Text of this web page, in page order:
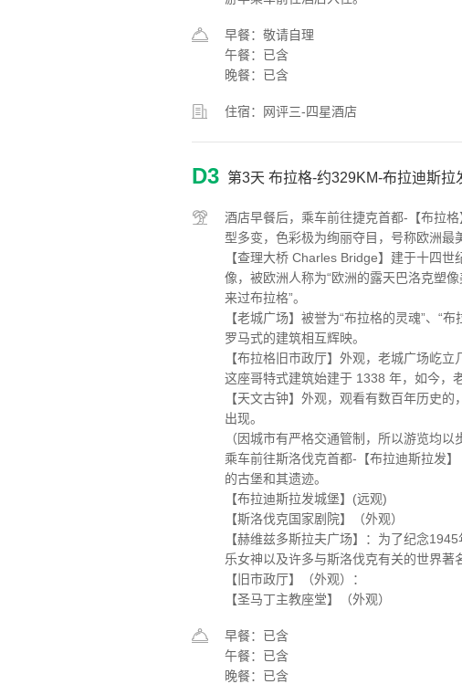
早餐：敬请自理
午餐：已含
晚餐：已含
住宿：网评三-四星酒店
D3 第3天 布拉格-约329KM-布拉迪斯拉
酒店早餐后，乘车前往捷克首都-【布拉
型多变，色彩极为绚丽夺目，号称欧洲最
【查理大桥 Charles Bridge】建于十四
像，被欧洲人称为“欧洲的露天巴洛克塑
来过布拉格”。
【老城广场】被誉为“布拉格的灵魂”、“
罗马式的建筑相互辉映。
【布拉格旧市政厅】外观，老城广场屹
这座哥特式建筑始建于 1338 年，如今，
【天文古钟】外观，观看有数百年历史
出现。
（因城市有严格交通管制，所以游览均以
乘车前往斯洛伐克首都-【布拉迪斯拉发
的古堡和其遗迹。
【布拉迪斯拉发城堡】(远观)
【斯洛伐克国家剧院】（外观）
【赫维兹多斯拉夫广场】：为了纪念
乐女神以及许多与斯洛伐克有关的世界著
【旧市政厅】（外观）：
【圣马丁主教座堂】（外观）
早餐：已含
午餐：已含
晚餐：已含